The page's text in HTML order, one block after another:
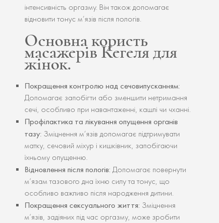
інтенсивність оргазму. Він також допомагає
відновити тонус м’язів після пологів.
Основна користь
масажерів Кегеля для
жінок.
Покращення контролю над сечовипусканням:
Допомагає запобігти або зменшити нетримання
сечі, особливо при навантаженні, кашлі чи чханні.
Профілактика та лікування опущення органів
тазу: Зміцнення м’язів допомагає підтримувати
матку, сечовий міхур і кишківник, запобігаючи
їхньому опущенню.
Відновлення після пологів: Допомагає повернути
м’язам тазового дна їхню силу та тонус, що
особливо важливо після народження дитини.
Покращення сексуального життя: Зміцнення
м’язів, задіяних під час оргазму, може зробити